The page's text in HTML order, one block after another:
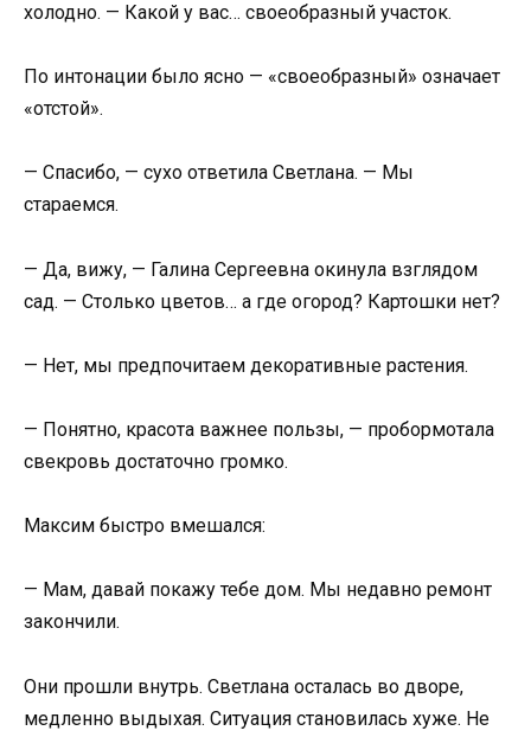
холодно. — Какой у вас… своеобразный участок.
По интонации было ясно — «своеобразный» означает
«отстой».
— Спасибо, — сухо ответила Светлана. — Мы
стараемся.
— Да, вижу, — Галина Сергеевна окинула взглядом
сад. — Столько цветов… а где огород? Картошки нет?
— Нет, мы предпочитаем декоративные растения.
— Понятно, красота важнее пользы, — пробормотала
свекровь достаточно громко.
Максим быстро вмешался:
— Мам, давай покажу тебе дом. Мы недавно ремонт
закончили.
Они прошли внутрь. Светлана осталась во дворе,
медленно выдыхая. Ситуация становилась хуже. Не